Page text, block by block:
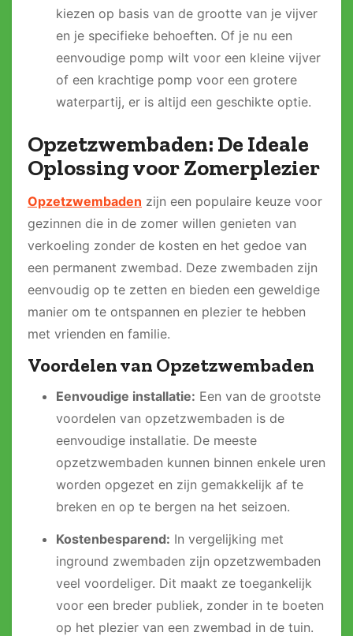
kiezen op basis van de grootte van je vijver
en je specifieke behoeften. Of je nu een
eenvoudige pomp wilt voor een kleine vijver
of een krachtige pomp voor een grotere
waterpartij, er is altijd een geschikte optie.
Opzetzwembaden: De Ideale
Oplossing voor Zomerplezier
Opzetzwembaden zijn een populaire keuze voor
gezinnen die in de zomer willen genieten van
verkoeling zonder de kosten en het gedoe van
een permanent zwembad. Deze zwembaden zijn
eenvoudig op te zetten en bieden een geweldige
manier om te ontspannen en plezier te hebben
met vrienden en familie.
Voordelen van Opzetzwembaden
Eenvoudige installatie: Een van de grootste
voordelen van opzetzwembaden is de
eenvoudige installatie. De meeste
opzetzwembaden kunnen binnen enkele uren
worden opgezet en zijn gemakkelijk af te
breken en op te bergen na het seizoen.
Kostenbesparend: In vergelijking met
inground zwembaden zijn opzetzwembaden
veel voordeliger. Dit maakt ze toegankelijk
voor een breder publiek, zonder in te boeten
op het plezier van een zwembad in de tuin.